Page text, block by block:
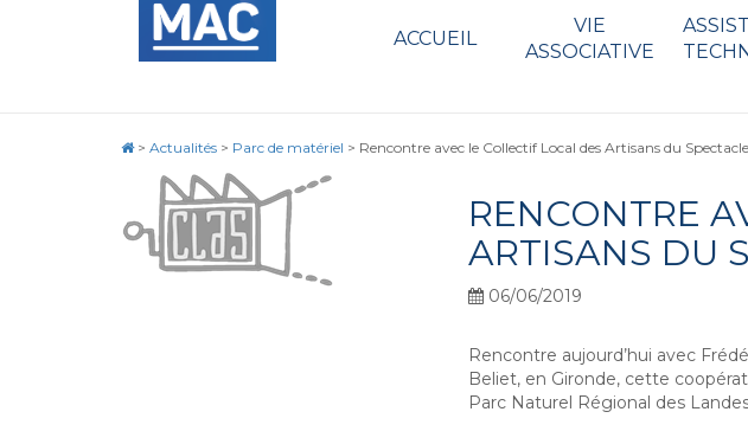
ACCUEIL
VIE
ASSOCIATIVE
> Actualités > Parc de matériel > Rencontre avec le Collectif Local des Artisans du Spectacle
RENCONTRE
ARTISANS DU
06/06/2019
Rencontre aujourd’hui avec
Beliet, en Gironde, cette
Parc Naturel Régional des